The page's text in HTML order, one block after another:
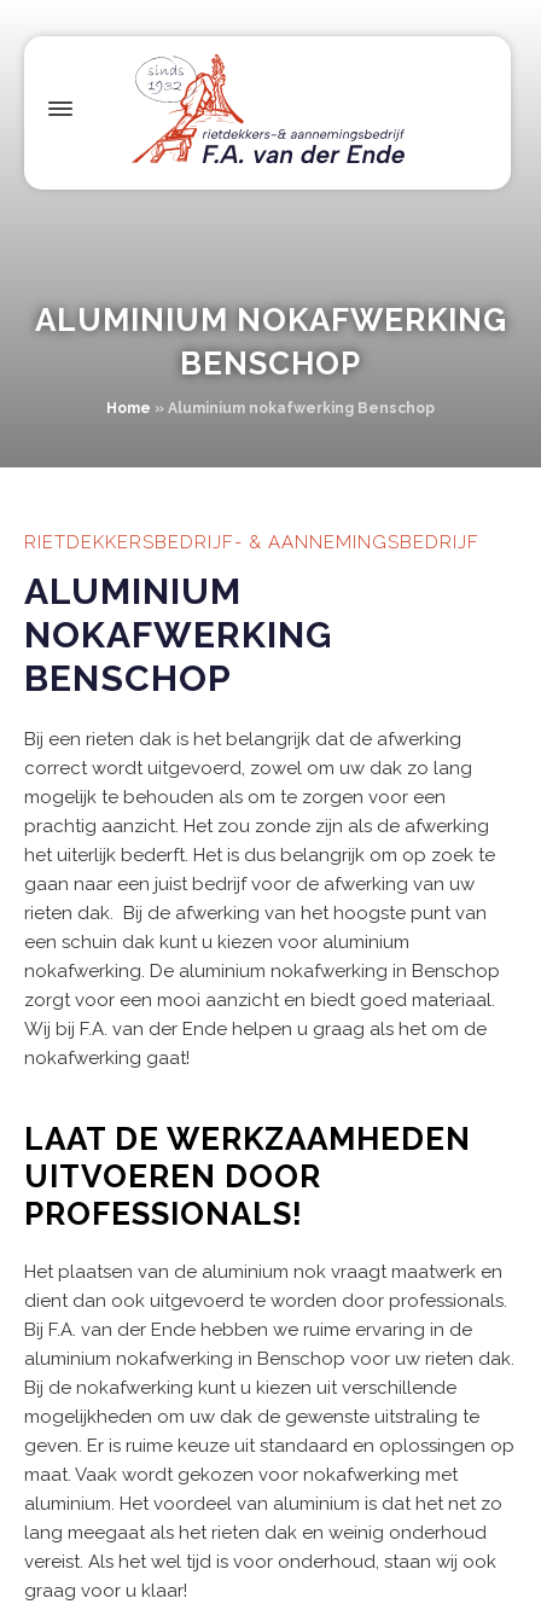
ALUMINIUM NOKAFWERKING
BENSCHOP
Home » Aluminium nokafwerking Benschop
RIETDEKKERSBEDRIJF- & AANNEMINGSBEDRIJF
ALUMINIUM
NOKAFWERKING
BENSCHOP
Bij een rieten dak is het belangrijk dat de afwerking
correct wordt uitgevoerd, zowel om uw dak zo lang
mogelijk te behouden als om te zorgen voor een
prachtig aanzicht. Het zou zonde zijn als de afwerking
het uiterlijk bederft. Het is dus belangrijk om op zoek te
gaan naar een juist bedrijf voor de afwerking van uw
rieten dak. Bij de afwerking van het hoogste punt van
een schuin dak kunt u kiezen voor aluminium
nokafwerking. De aluminium nokafwerking in Benschop
zorgt voor een mooi aanzicht en biedt goed materiaal.
Wij bij F.A. van der Ende helpen u graag als het om de
nokafwerking gaat!
LAAT DE WERKZAAMHEDEN
UITVOEREN DOOR
PROFESSIONALS!
Het plaatsen van de aluminium nok vraagt maatwerk en
dient dan ook uitgevoerd te worden door professionals.
Bij F.A. van der Ende hebben we ruime ervaring in de
aluminium nokafwerking in Benschop voor uw rieten dak.
Bij de nokafwerking kunt u kiezen uit verschillende
mogelijkheden om uw dak de gewenste uitstraling te
geven. Er is ruime keuze uit standaard en oplossingen op
maat. Vaak wordt gekozen voor nokafwerking met
aluminium. Het voordeel van aluminium is dat het net zo
lang meegaat als het rieten dak en weinig onderhoud
vereist. Als het wel tijd is voor onderhoud, staan wij ook
graag voor u klaar!